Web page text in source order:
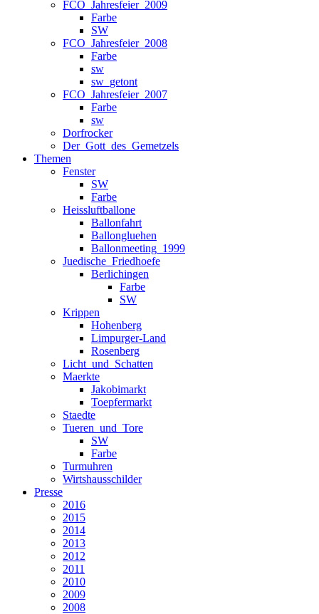
FCO_Jahresfeier_2009
Farbe
SW
FCO_Jahresfeier_2008
Farbe
sw
sw_getont
FCO_Jahresfeier_2007
Farbe
sw
Dorfrocker
Der_Gott_des_Gemetzels
Themen
Fenster
SW
Farbe
Heissluftballone
Ballonfahrt
Ballongluehen
Ballonmeeting_1999
Juedische_Friedhoefe
Berlichingen
Farbe
SW
Krippen
Hohenberg
Limpurger-Land
Rosenberg
Licht_und_Schatten
Maerkte
Jakobimarkt
Toepfermarkt
Staedte
Tueren_und_Tore
SW
Farbe
Turmuhren
Wirtshausschilder
Presse
2016
2015
2014
2013
2012
2011
2010
2009
2008